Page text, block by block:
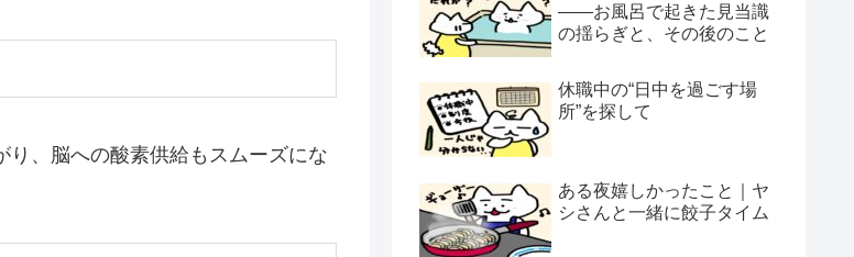
、脳への酸素供給もスムーズにな
——お風呂で起きた見当識
の揺らぎと、その後のこと
休職中の“日中を過ごす場
所”を探して
ある夜嬉しかったこと｜ヤ
シさんと一緒に餃子タイム